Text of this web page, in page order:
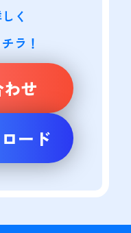
く
ラ！
せ
ード